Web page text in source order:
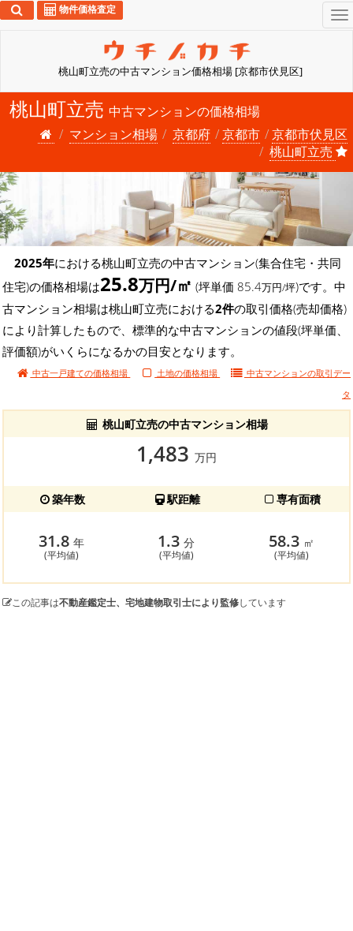
桃山町立売の中古マンション価格相場 [京都市伏見区]
物件価格査定
桃山町立売 中古マンションの価格相場
マンション相場
京都府 京都市
京都市伏見区
桃山町立売
2025年における桃山町立売の中古マンション(集合住宅・共同
住宅)の価格相場は25.8万円/㎡ (坪単価 85.4万円/坪)です。中
古マンション相場は桃山町立売における2件の取引価格(売却価格)
により計算したもので、標準的な中古マンションの値段(坪単価、
評価額)がいくらになるかの目安となります。
中古一戸建ての価格相場 土地の価格相場 中古マンションの取引デー
タ
桃山町立売の中古マンション相場
1,483 万円
築年数 駅距離 専有面積
31.8 年
(平均値)
1.3分
(平均値)
58.3 ㎡
(平均値)
この記事は不動産鑑定士、宅地建物取引士により監修しています